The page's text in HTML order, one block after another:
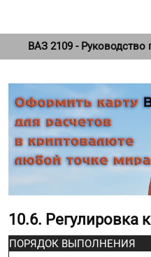
ВАЗ 2109 - Руководство
10.6. Регулировка
ПОРЯДОК ВЫПОЛНЕНИЯ